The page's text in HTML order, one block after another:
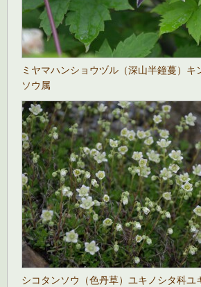
ミヤマハンショウヅル（深山半鐘蔓）キ
ソウ属
シコタンソウ（色丹草）ユキノシタ科ユ